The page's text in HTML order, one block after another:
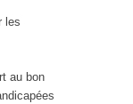
les
au bon